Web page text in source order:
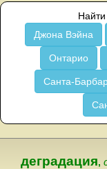
Найти
Джона Вэйна
Онтарио
Санта-
деградация,